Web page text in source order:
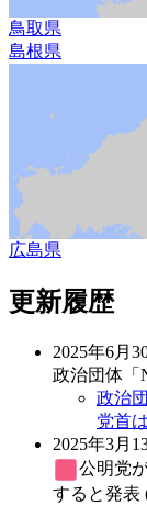
鳥取県
島根県
広島県
更新履歴
2025年6月
政治団体「
政治
党首
2025年3月
公明党
すると発表